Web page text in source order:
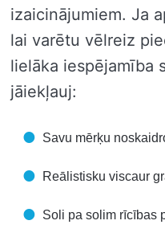
izaicinājumiem. Ja
lai varētu vēlreiz
lielāka iespējamība
jāiekļauj:
Savu mērķu
Reālistisku viscaur
Soli pa solim rīcības